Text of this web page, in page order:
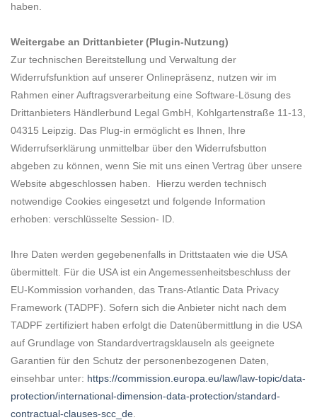
haben.
Weitergabe an Drittanbieter (Plugin-Nutzung)
Zur technischen Bereitstellung und Verwaltung der
Widerrufsfunktion auf unserer Onlinepräsenz, nutzen wir im
Rahmen einer Auftragsverarbeitung eine Software-Lösung des
Drittanbieters Händlerbund Legal GmbH, Kohlgartenstraße 11-13,
04315 Leipzig.
Das Plug-in ermöglicht es Ihnen, Ihre
Widerrufserklärung unmittelbar über den Widerrufsbutton
abgeben zu können, wenn Sie mit uns einen Vertrag über unsere
Website abgeschlossen haben. Hierzu werden technisch
notwendige Cookies eingesetzt und folgende Information
erhoben: verschlüsselte Session- ID.
Ihre Daten werden gegebenenfalls in Drittstaaten wie die USA
übermittelt. Für die USA ist ein Angemessenheitsbeschluss der
EU-Kommission vorhanden, das Trans-Atlantic Data Privacy
Framework (TADPF). Sofern sich die Anbieter nicht nach dem
TADPF zertifiziert haben erfolgt die Datenübermittlung in die USA
auf Grundlage von Standardvertragsklauseln als geeignete
Garantien für den Schutz der personenbezogenen Daten,
einsehbar unter: https://commission.europa.eu/law/law-topic/data-
protection/international-dimension-data-protection/standard-
contractual-clauses-scc_de